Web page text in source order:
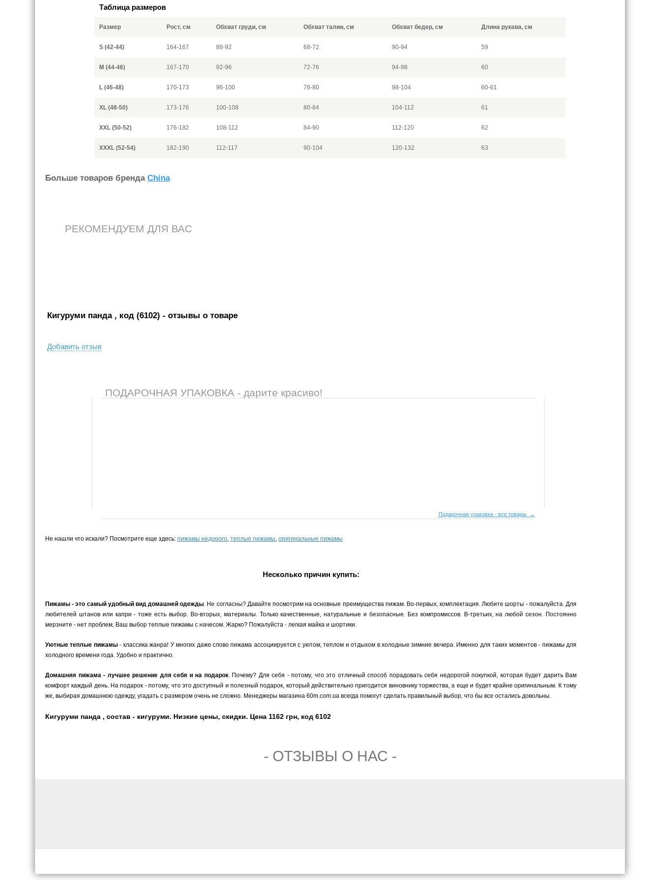
Таблица размеров
Размер Рост, см Обхват груди, см Обхват талии, см Обхват бедер, см Длина рукава, см
S (42-44) 164-167 88-92 68-72 90-94 59
M (44-46) 167-170 92-96 72-76 94-98 60
L (46-48) 170-173 96-100 76-80 98-104 60-61
XL (48-50) 173-176 100-108 80-84 104-112 61
XXL (50-52) 176-182 108-112 84-90 112-120 62
XXXL (52-54) 182-190 112-117 90-104 120-132 63
Больше товаров бренда China
РЕКОМЕНДУЕМ ДЛЯ ВАС
Кигуруми панда , код (6102) - отзывы о товаре
Добавить отзыв
ПОДАРОЧНАЯ УПАКОВКА - дарите красиво!
Подарочная упаковка - все товары →
Не нашли что искали? Посмотрите еще здесь: пижамы недорого, теплые пижамы, оригинальные пижамы
Несколько причин купить:
Пижамы - это самый удобный вид домашней одежды. Не согласны? Давайте посмотрим на основные преимущества пижам. Во-первых, комплектация. Любите шорты - пожалуйста. Для
любителей штанов или капри - тоже есть выбор. Во-вторых, материалы. Только качественные, натуральные и безопасные. Без компромиссов. В-третьих, на любой сезон. Постоянно
мерзните - нет проблем, Ваш выбор теплые пижамы с начесом. Жарко? Пожалуйста - легкая майка и шортики.
Уютные теплые пижамы- классика жанра! У многих даже слово пижама ассоциируется с уютом, теплом и отдыхом в холодные зимние вечера. Именно для таких моментов - пижамы для
холодного времени года. Удобно и практично.
Домашняя пижама - лучшее решение для себя и на подарок. Почему? Для себя - потому, что это отличный способ порадовать себя недорогой покупкой, которая будет дарить Вам
комфорт каждый день. На подарок - потому, что это доступный и полезный подарок, который действительно пригодится виновнику торжества, а еще и будет крайне оригинальным. К тому
же, выбирая домашнюю одежду, угадать с размером очень не сложно. Менеджеры магазина 60m.com.ua всегда помогут сделать правильный выбор, что бы все остались довольны.
Кигуруми панда , состав - кигуруми. Низкие цены, скидки. Цена 1162 грн, код 6102
- ОТЗЫВЫ О НАС -